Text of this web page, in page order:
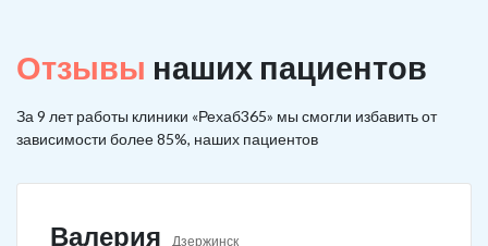
Отзывы наших пациентов
За 9 лет работы клиники «Рехаб365» мы смогли избавить от
зависимости более 85%, наших пациентов
Валерия Дзержинск